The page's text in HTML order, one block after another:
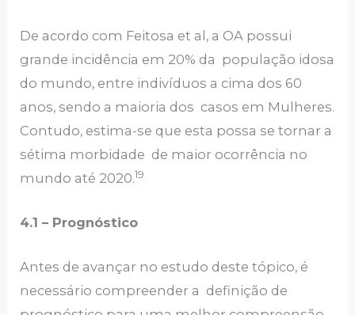
De acordo com Feitosa et al, a OA possui
grande incidência em 20% da população idosa
do mundo, entre indivíduos a cima dos 60
anos, sendo a maioria dos casos em Mulheres.
Contudo, estima-se que esta possa se tornar a
sétima morbidade de maior ocorrência no
mundo até 2020.19
4.1 – Prognóstico
Antes de avançar no estudo deste tópico, é
necessário compreender a definição de